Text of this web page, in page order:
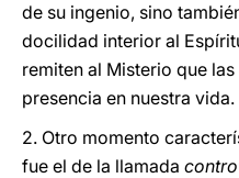
de su ingenio, sino
docilidad interior al
remiten al Misterio que
presencia en nuestra vida.
2. Otro momento
fue el de la llamada